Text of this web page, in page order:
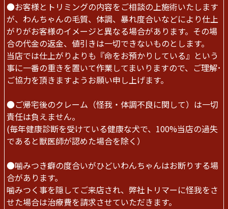
●お客様とトリミングの内容をご相談の上施術いたします
が、わんちゃんの毛質、体調、暴れ度合いなどにより仕上
がりがお客様のイメージと異なる場合があります。その場
合の代金の返金、値引きは一切できないものとします。
当店では仕上がりよりも『命をお預かりしている』という
事に一番の重きを置いて作業してまいりますので、ご理解･
ご協力を頂きますようお願い申し上げます。
●ご帰宅後のクレーム（怪我・体調不良に関して）は一切
責任は負えません。
(毎年健康診断を受けている健康な犬で、100%当店の過失
であると獣医師が認めた場合を除く）
●噛みつき癖の度合いがひどいわんちゃんはお断りする場
合があります。
噛みつく事を隠してご来店され、弊社トリマーに怪我をさ
せた場合は治療費を請求させていただきます。